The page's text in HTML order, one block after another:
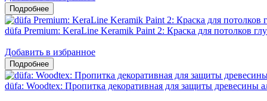
düfa Premium: KeraLine Keramik Paint 2: Краска для потолков
Добавить в избранное
düfa: Woodtex: Пропитка декоративная для защиты древесины